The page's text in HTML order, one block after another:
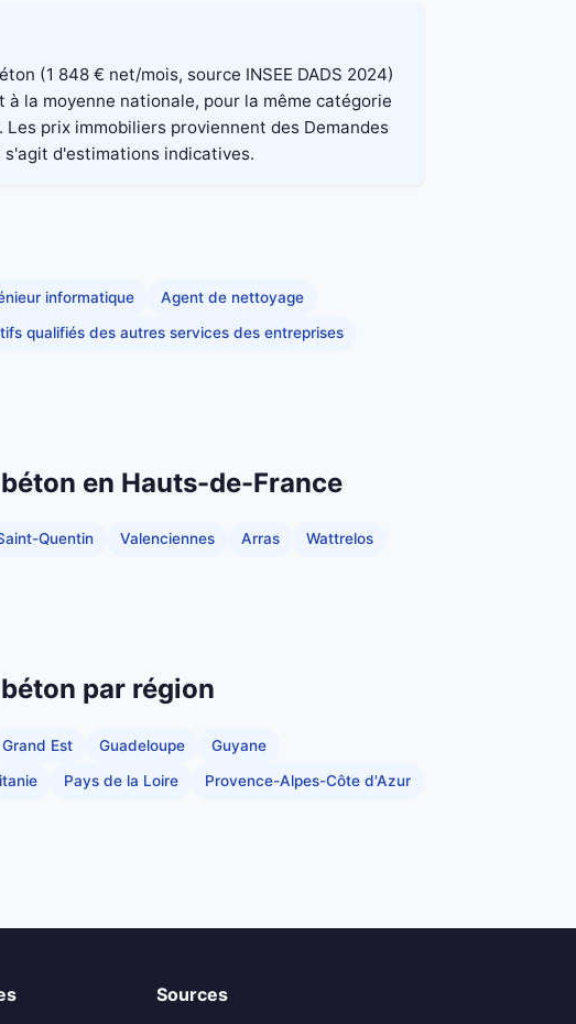
(1 848 € net/mois, source INSEE DADS 2024)
la moyenne nationale, pour la même catégorie
prix immobiliers proviennent des Demandes
s'agit d'estimations indicatives.
informatique Agent de nettoyage
qualifiés des autres services des entreprises
en Hauts-de-France
Quentin Valenciennes Arras Wattrelos
par région
Grand Est Guadeloupe Guyane
Pays de la Loire Provence-Alpes-Côte d'Azur
Sources